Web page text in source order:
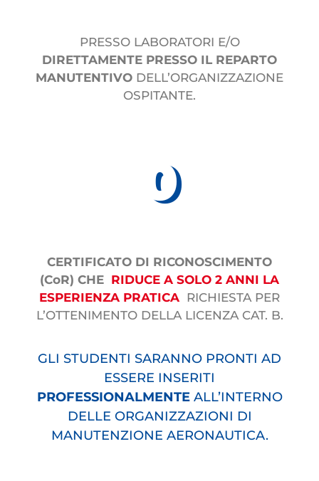
0
PRESSO LABORATORI E/O
DIRETTAMENTE PRESSO IL REPARTO
MANUTENTIVO DELL’ORGANIZZAZIONE
OSPITANTE.
CERTIFICATO DI RICONOSCIMENTO
(CoR) CHE RIDUCE A SOLO 2 ANNI LA
ESPERIENZA PRATICA RICHIESTA PER
L’OTTENIMENTO DELLA LICENZA CAT. B.
GLI STUDENTI SARANNO PRONTI AD
ESSERE INSERITI
PROFESSIONALMENTEALL’INTERNO
DELLE ORGANIZZAZIONI DI
MANUTENZIONE AERONAUTICA.